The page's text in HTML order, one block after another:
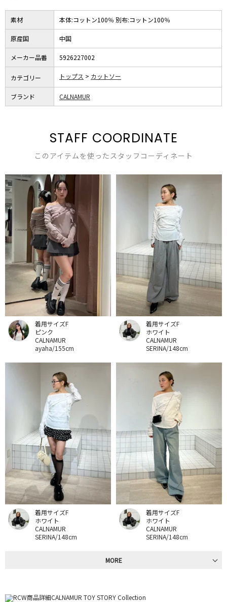
素材 本体:コットン100％ 別布:コットン100％
原産国 中国
メーカー品番 5926227002
カテゴリー トップス カットソー
ブランド CALNAMUR
STAFF COORDINATE
このアイテムを使ったスタッフコーディネート
着用サイズF
ピンク
CALNAMUR
ayaha/155cm
着用サイズF
ホワイト
CALNAMUR
SERINA/148cm
着用サイズF
ホワイト
CALNAMUR
SERINA/148cm
着用サイズF
ホワイト
CALNAMUR
SERINA/148cm
MORE